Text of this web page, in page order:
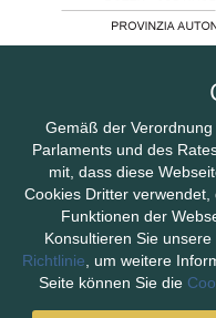
Gemäß der
Parlaments und des
mit, dass diese
Cookies Dritter
Funktionen der
Konsultieren Sie unsere
Richtlinie , um weitere
Seite können Sie die